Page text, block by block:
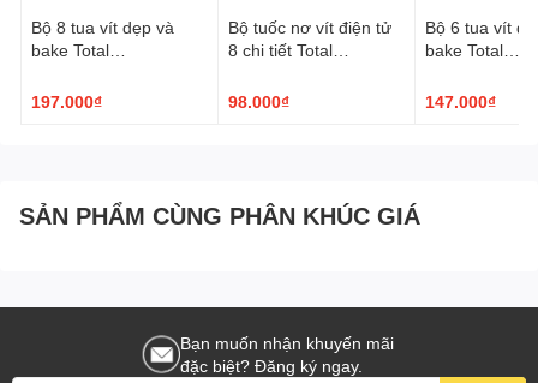
Bộ 8 tua vít dẹp và
bake Total
197.000₫
Bộ tuốc nơ vít điện tử
8 chi tiết Total
98.000₫
Bộ 6 tua vít
bake Total
147.000₫
SẢN PHẨM CÙNG PHÂN KHÚC GIÁ
Bạn muốn nhận khuyến mãi
đặc biệt? Đăng ký ngay.